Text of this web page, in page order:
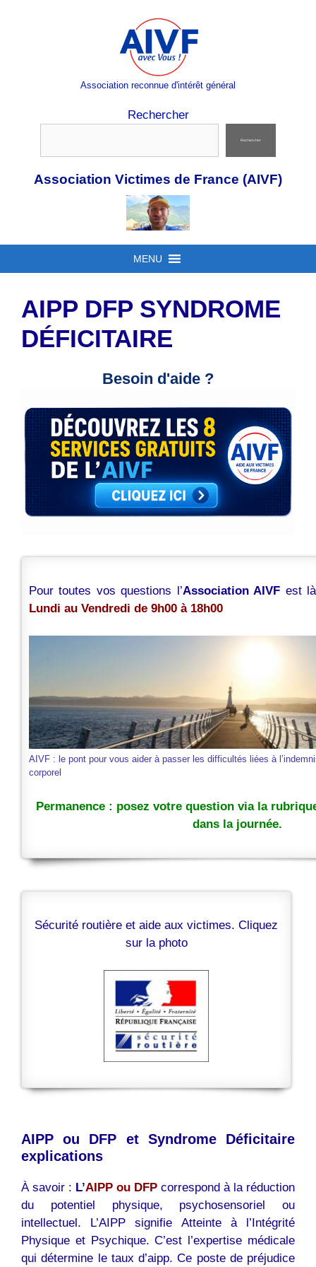
Association reconnue d'intérêt général
Rechercher
Rechercher
Association Victimes de France (AIVF)
MENU
AIPP DFP SYNDROME
DÉFICITAIRE
Besoin d'aide ?
Pour toutes vos questions l’Association AIVF est
Lundi au Vendredi de 9h00 à 18h00
AIVF : le pont pour vous aider à passer les difficultés liées à
corporel
Permanence : posez votre question via la
dans la journée.
Sécurité routière et aide aux victimes. Cliquez
sur la photo
AIPP ou DFP et Syndrome Déficitaire
explications
À savoir : L’AIPP ou DFP correspond à la réduction
du potentiel physique, psychosensoriel ou
intellectuel. L’AIPP signifie Atteinte à l’Intégrité
Physique et Psychique. C’est l’expertise médicale
qui détermine le taux d’aipp. Ce poste de préjudice